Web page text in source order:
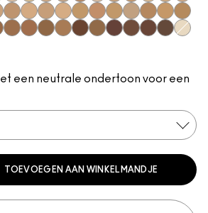
NW11NC12NC14.5
N12C4N18NC15NC16NC17.5
NC18NW15
NW22NW25
NC27C4.5NC30NW30
NC35NC38NW35NC40
NC42
een neutrale ondertoon voor een
TOEVOEGEN AAN WINKELMANDJE